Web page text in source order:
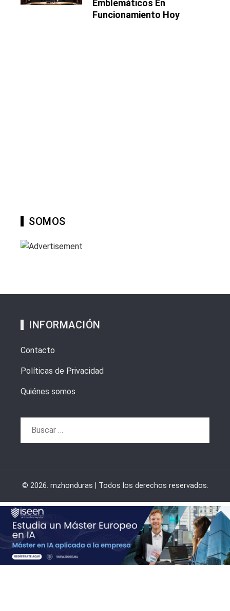
Emblemáticos En
Funcionamiento Hoy
SOMOS
INFORMACIÓN
Contacto
Políticas de Privacidad
Quiénes somos
© 2026. mzhonduras | Todos los derechos reservados.